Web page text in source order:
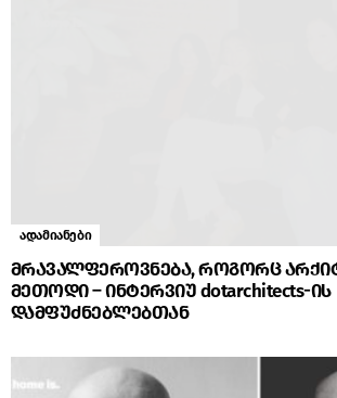
ადამიანები
მრავალფეროვნება, როგორც
მეთოდი – ინტერვიუ dotarchitects-ის
დამფუძნებლებთან